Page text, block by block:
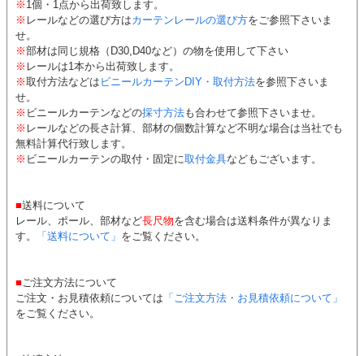
※ 1個・1点から出荷致します。
※ レールなどの選び方はカーテンレールの選び方をご参照下さいま
せ。
※部材は同じ規格（D30,D40など）の物を使用して下さい
※ レールは1本から出荷致します。
※取付方法などは ビニールカーテンDIY・取付方法を参照下さいま
せ。
※ ビニールカーテンなどの採寸方法も合わせて参照下さいませ。
※ レールなどの長さ計算、部材の個数計算など不明な場合は当社でも
無料計算代行致します。
※ ビニールカーテンの取付・固定に取付金具などもございます。
■送料について
レール、ポール、部材など長尺物を含む場合は送料条件が異なりま
す。
「送料について」 をご覧ください。
■ご注文方法について
ご注文・お見積依頼については 「ご注文方法・お見積依頼について」
をご覧ください。